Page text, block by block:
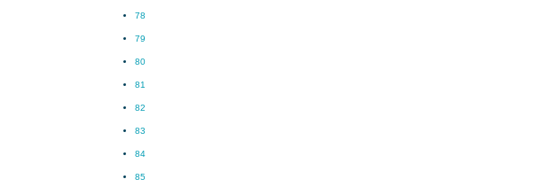
78
79
80
81
82
83
84
85